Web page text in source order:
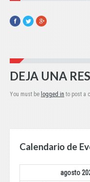
Facebook
TwitterGoogle+
DEJA UNA
You must be logged in to post a
Calendario de
agosto